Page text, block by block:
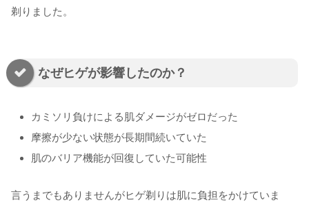
剃りました。
なぜヒゲが影響したのか？
カミソリ負けによる肌ダメージがゼロだった
摩擦が少ない状態が長期間続いていた
肌のバリア機能が回復していた可能性
言うまでもありませんがヒゲ剃りは肌に負担をかけていま